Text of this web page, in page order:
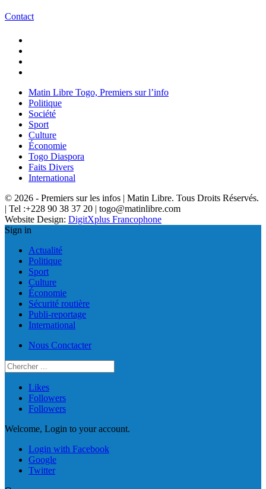
Contact
Matin Libre Togo, Premiers sur l’info
Politique
Société
Sport
Culture
Économie
Togo Diaspora
Faits Divers
International
© 2026 - Premiers sur les infos | Matin Libre. Tous Droits Réservés.
| Tel :+228 90 38 37 20 | togo@matinlibre.com
Website Design: DigitXplus Francophone
Sign in
Actualité
Politique
Sport
Culture
Économie
Sécurité routière
Publi-reportage
International
Nous Conctacter
Likes
Followers
Followers
Welcome, Login to your account.
Login with Facebook
Google
Twitter